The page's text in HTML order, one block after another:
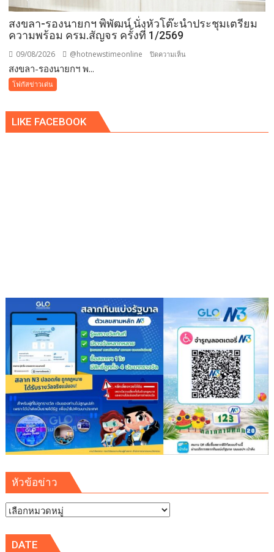
๕๐๐
คน
สงขลา-รองนายกฯ พิพัฒน์ นั่งหัวโต๊ะนำประชุมเตรียม
ความพร้อม ครม.สัญจร ครั้งที่ 1/2569
09/08/2026 @hotnewstimeonline ปิดความเห็น
นั่ง
สงขลา-รองนายกฯ พ...
โฟกัสข่าวเด่น
LIKE FACEBOOK
หัวข้อข่าว
หัวข้อ
DATE